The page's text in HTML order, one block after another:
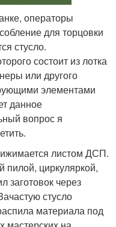
операторы
для торцовки
стусло.
состоит из лотка
или другого
элементами
данное
вопрос я
листом ДСП.
пилой, циркуляркой,
заготовок через
стусло
материала под